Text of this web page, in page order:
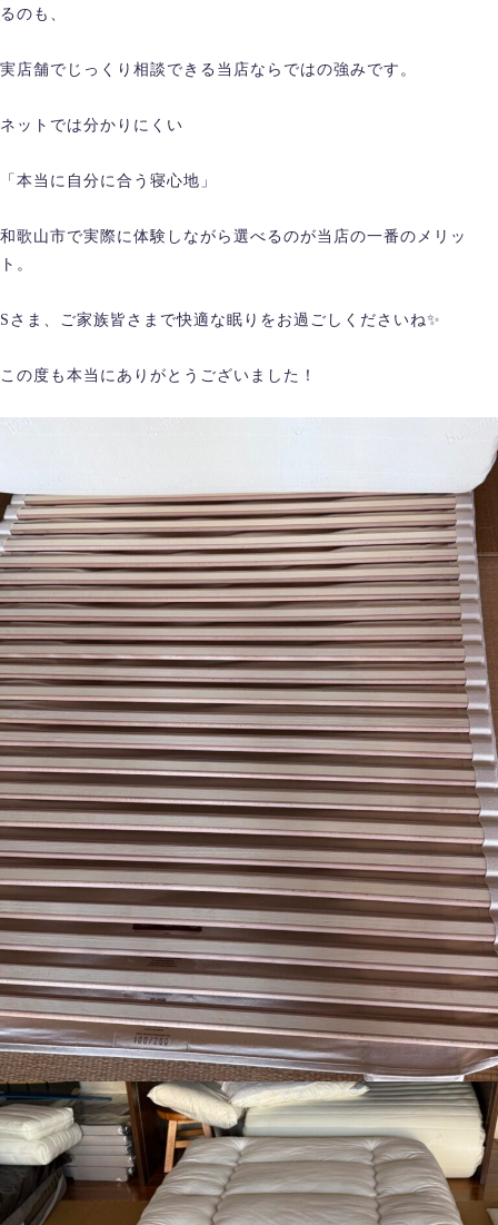
るのも、
実店舗でじっくり相談できる当店ならではの強みです。
ネットでは分かりにくい
「本当に自分に合う寝心地」
和歌山市で実際に体験しながら選べるのが当店の一番のメリッ
ト。
Sさま、ご家族皆さまで快適な眠りをお過ごしくださいね✨
この度も本当にありがとうございました！